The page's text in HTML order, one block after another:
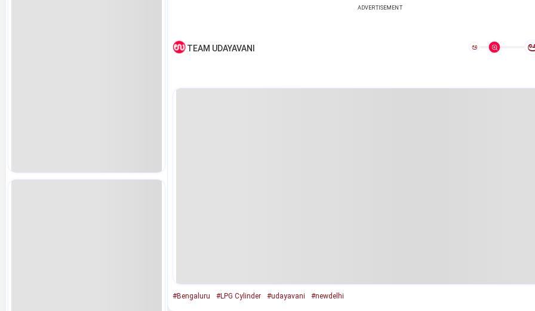
ADVERTISEMENT
TEAM UDAYAVANI ಅ
#Bengaluru #LPG Cylinder #udayavani #newdelhi